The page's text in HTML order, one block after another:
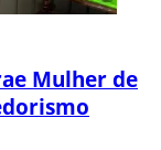
Mulher de